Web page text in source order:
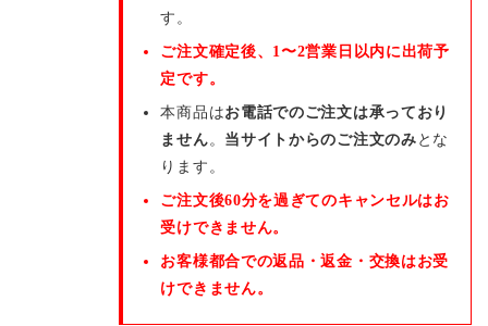
す。
ご注文確定後、1〜2営業日以内に出荷予
定です。
本商品はお電話でのご注文は承っており
ません。 当サイトからのご注文のみ とな
ります。
ご注文後60分を過ぎてのキャンセルはお
受けできません。
お客様都合での返品・返金・交換はお受
けできません。